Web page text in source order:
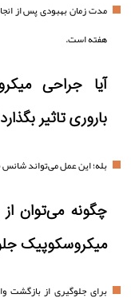
هفته است.
آیا جراحی
باروری تاثیر
بله؛ این عمل می‌تواند شانس
چگونه می‌توان
میکروسکوپیک
برای جلوگیری از